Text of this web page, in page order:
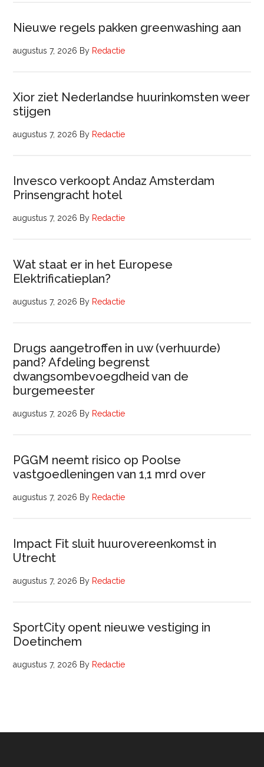
Nieuwe regels pakken greenwashing aan
augustus 7, 2026 By Redactie
Xior ziet Nederlandse huurinkomsten weer
stijgen
augustus 7, 2026 By Redactie
Invesco verkoopt Andaz Amsterdam
Prinsengracht hotel
augustus 7, 2026 By Redactie
Wat staat er in het Europese
Elektrificatieplan?
augustus 7, 2026 By Redactie
Drugs aangetroffen in uw (verhuurde)
pand? Afdeling begrenst
dwangsombevoegdheid van de
burgemeester
augustus 7, 2026 By Redactie
PGGM neemt risico op Poolse
vastgoedleningen van 1,1 mrd over
augustus 7, 2026 By Redactie
Impact Fit sluit huurovereenkomst in
Utrecht
augustus 7, 2026 By Redactie
SportCity opent nieuwe vestiging in
Doetinchem
augustus 7, 2026 By Redactie